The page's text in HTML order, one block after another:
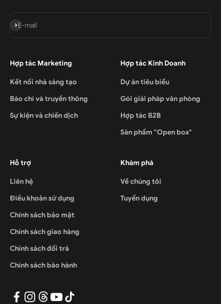
E-mail
Đăng ký
Hợp tác Marketing
Kết nối nhà sáng tạo
Báo chí và truyền thông
Sự kiện và chiến dịch
Hợp tác Kinh Doanh
Dự án tiêu biểu
Gói giải pháp văn phòng
Hợp tác B2B
Sản phẩm "Open box"
Hỗ trợ
Liên hệ
Điều khoản sử dụng
Chính sách bảo mật
Chính sách giao hàng
Chính sách đổi trả
Chính sách bảo hành
Khám phá
Về chúng tôi
Tuyển dụng